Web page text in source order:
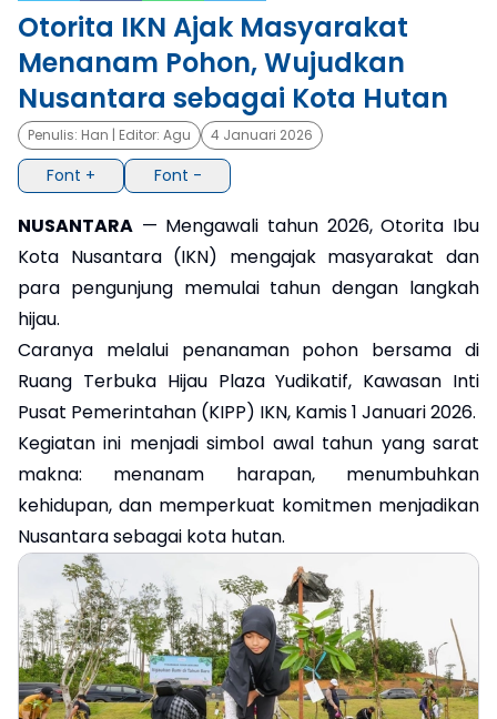
×
Otorita IKN Ajak Masyarakat
Menanam Pohon, Wujudkan
Nusantara sebagai Kota Hutan
Penulis: Han | Editor: Agu 4 Januari 2026
Font + Font -
NUSANTARA — Mengawali tahun 2026, Otorita Ibu
Kota Nusantara (IKN) mengajak masyarakat dan
para pengunjung memulai tahun dengan langkah
hijau.
Caranya melalui penanaman pohon bersama di
Ruang Terbuka Hijau Plaza Yudikatif, Kawasan Inti
Pusat Pemerintahan (KIPP) IKN, Kamis 1 Januari 2026.
Kegiatan ini menjadi simbol awal tahun yang sarat
makna: menanam harapan, menumbuhkan
kehidupan, dan memperkuat komitmen menjadikan
Nusantara sebagai kota hutan.